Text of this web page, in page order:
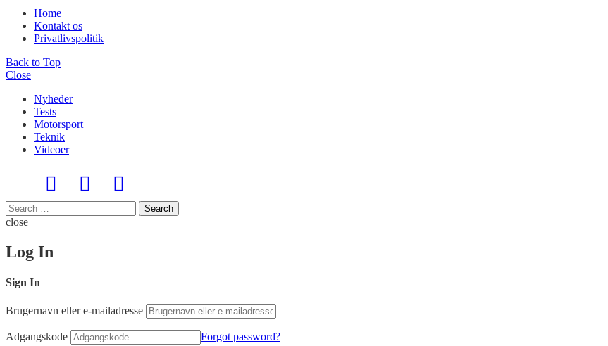
Home
Kontakt os
Privatlivspolitik
Back to Top
Close
Nyheder
Tests
Motorsport
Teknik
Videoer
Search
for:
Search
close
Log In
Sign In
Brugernavn eller e-mailadresse
Adgangskode Forgot password?